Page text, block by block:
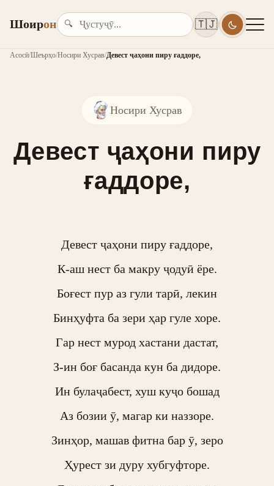
Шоирон 🔍 🇹🇯
Асосӣ/Шеърҳо/Носири Хусрав/Девест ҷаҳони пиру ғаддоре,
Носири Хусрав
Девест ҷаҳони пиру
ғаддоре,
Девест ҷаҳони пиру ғаддоре,
К-аш нест ба макру ҷодуӣ ёре.
Боғест пур аз гули тарӣ, лекин
Бинҳуфта ба зери ҳар гуле хоре.
Гар нест мурод хастани дастат,
З-ин боғ басанда кун ба дидоре.
Ин булаҷабест, хуш куҷо бошад
Аз бозии ӯ, магар ки наззоре.
Зинҳор, машав фитна бар ӯ, зеро
Ҳурест зи дуру хубгуфторе.